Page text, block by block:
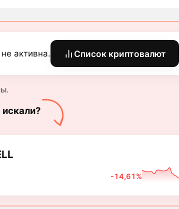
активна. Список криптовалют
-14,61%